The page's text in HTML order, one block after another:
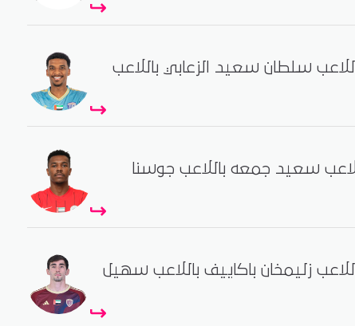
سلطان سعيد الزعابي باللاعب
سعيد جمعه باللاعب جوسنا
زليمخان باكاييف باللاعب سهيل